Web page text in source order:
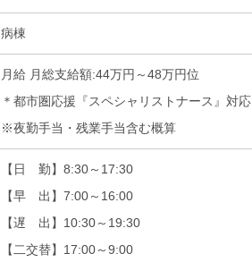
病棟
月給 月総支給額:44万円～48万円位
＊都市圏応援『スペシャリストナース』対応
※夜勤手当・残業手当含む概算
【日 勤】8:30～17:30
【早 出】7:00～16:00
【遅 出】10:30～19:30
【二交替】17:00～9:00